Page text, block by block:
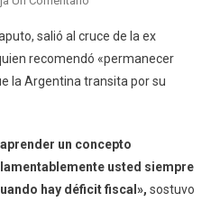
Cruzó
A
Cristina
La
Dignidad
De
salió al cruce de la ex
recomendó «permanecer
la Argentina transita por su
un concepto
usted siempre
hay déficit fiscal», sostuvo